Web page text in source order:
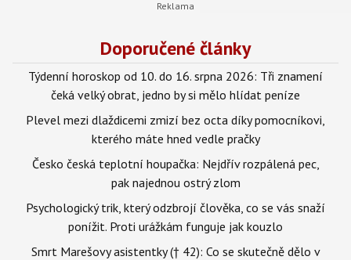
Doporučené články
Týdenní horoskop od 10. do 16. srpna 2026: Tři znamení
čeká velký obrat, jedno by si mělo hlídat peníze
Plevel mezi dlaždicemi zmizí bez octa díky pomocníkovi,
kterého máte hned vedle pračky
Česko česká teplotní houpačka: Nejdřív rozpálená pec,
pak najednou ostrý zlom
Psychologický trik, který odzbrojí člověka, co se vás snaží
ponížit. Proti urážkám funguje jak kouzlo
Smrt Marešovy asistentky († 42): Co se skutečně dělo v